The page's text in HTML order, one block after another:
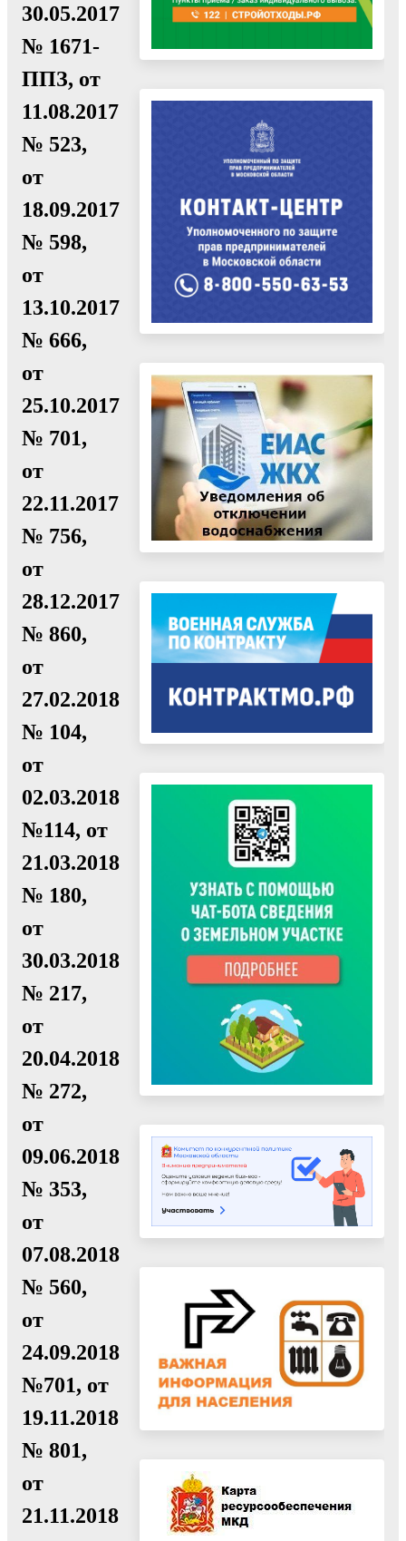
30.05.2017
№ 1671-
ППЗ, от
11.08.2017
№ 523,
от
18.09.2017
№ 598,
от
13.10.2017
№ 666,
от
25.10.2017
№ 701,
от
22.11.2017
№ 756,
от
28.12.2017
№ 860,
от
27.02.2018
№ 104,
от
02.03.2018
№114, от
21.03.2018
№ 180,
от
30.03.2018
№ 217,
от
20.04.2018
№ 272,
от
09.06.2018
№ 353,
от
07.08.2018
№ 560,
от
24.09.2018
№701, от
19.11.2018
№ 801,
от
21.11.2018